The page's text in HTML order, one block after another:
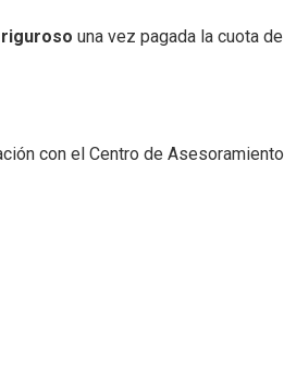
una vez pagada la cuota de
con el Centro de Asesoramiento